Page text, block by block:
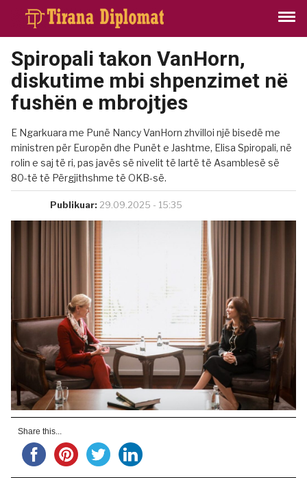
Spiropali takon VanHorn,
diskutime mbi shpenzimet në
fushën e mbrojtjes
E Ngarkuara me Punë Nancy VanHorn zhvilloi një bisedë me
ministren për Europën dhe Punët e Jashtme, Elisa Spiropali, në
rolin e saj të ri, pas javës së nivelit të lartë të Asamblesë së
80-të të Përgjithshme të OKB-së.
Publikuar: 29.09.2025 - 15:35
Share this...